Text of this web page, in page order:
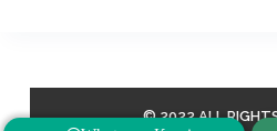
© 2022 ALL RIGHTS